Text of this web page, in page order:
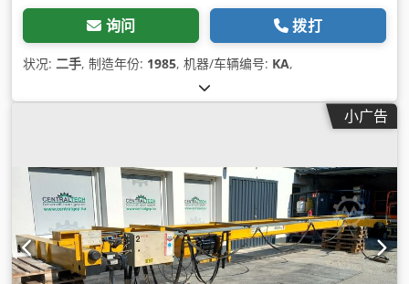
询问 拨打
状况: 二手, 制造年份: 1985, 机器/车辆编号: KA,
小广告